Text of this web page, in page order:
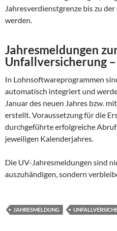
Jahresverdienstgrenze bis zu
werden.
Jahresmeldungen
Unfallversicherung
In Lohnsoftwareprogrammen
automatisch integriert und
Januar des neuen Jahres bzw.
erstellt. Voraussetzung für die
durchgeführte erfolgreiche
jeweiligen Kalenderjahres.
Die UV-Jahresmeldungen sind
auszuhändigen, sondern
JAHRESMELDUNG